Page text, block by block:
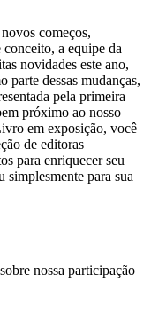
começos,
a equipe da
novidades este ano,
dessas mudanças,
pela primeira
próximo ao nosso
em exposição, você
de editoras
para enriquecer seu
simplesmente para sua
nossa participação